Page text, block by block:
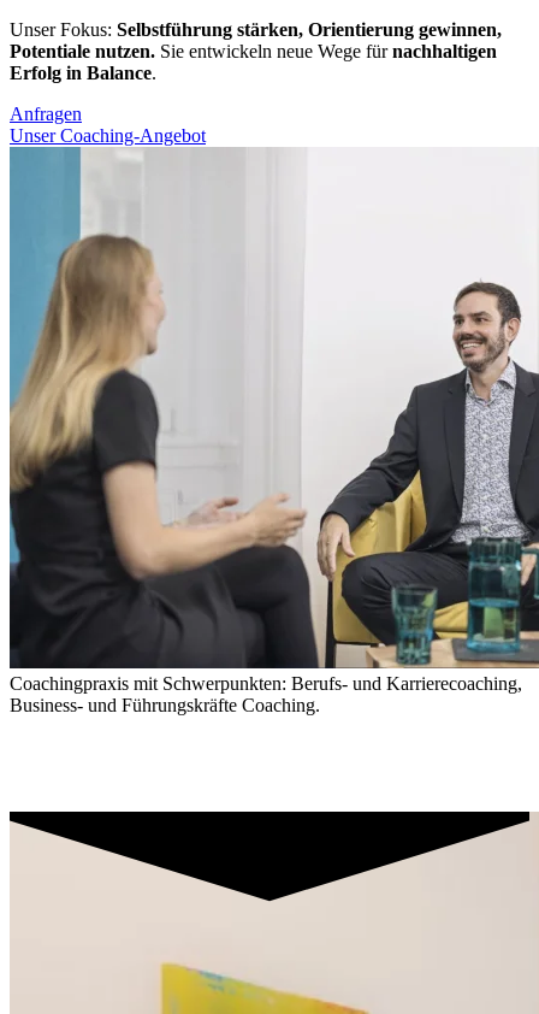
Unser Fokus: Selbstführung stärken, Orientierung gewinnen,
Potentiale nutzen. Sie entwickeln neue Wege fürnachhaltigen
Erfolg in Balance.
Anfragen
Unser Coaching-Angebot
Coachingpraxis mit Schwerpunkten: Berufs- und Karrierecoaching,
Business- und Führungskräfte Coaching.